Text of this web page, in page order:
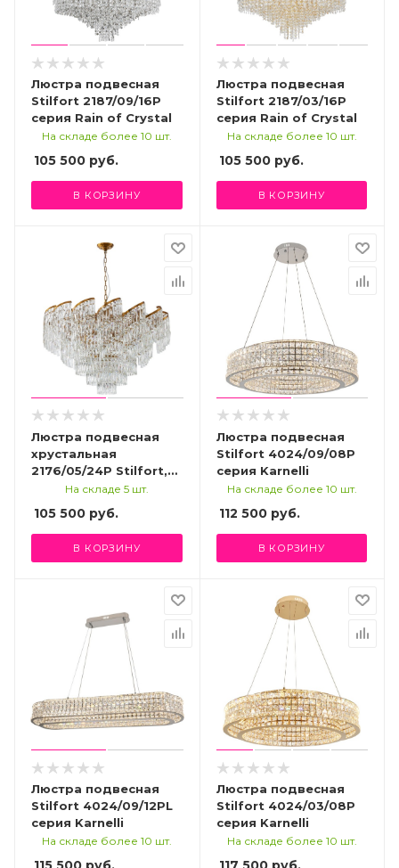
Люстра подвесная
Stilfort 2187/09/16P
серия Rain of Crystal
На складе более 10 шт.
105 500 руб.
В КОРЗИНУ
Люстра подвесная
Stilfort 2187/03/16P
серия Rain of Crystal
На складе более 10 шт.
105 500руб.
В КОРЗИНУ
Люстра подвесная
хрустальная
2176/05/24P Stilfort,
серия Sapparo
На складе 5 шт.
105 500 руб.
В КОРЗИНУ
Люстра подвесная
Stilfort 4024/09/08P
серия Karnelli
На складе более 10 шт.
112 500руб.
В КОРЗИНУ
Люстра подвесная
Stilfort 4024/09/12PL
серия Karnelli
На складе более 10 шт.
Люстра подвесная
Stilfort 4024/03/08P
серия Karnelli
На складе более 10 шт.